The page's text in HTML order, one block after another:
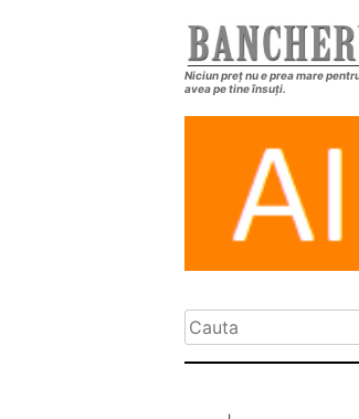
Niciun preț nu e prea mare
avea pe tine însuți.